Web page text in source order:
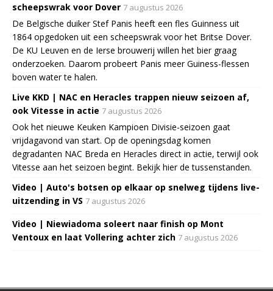
scheepswrak voor Dover 7 augustus 2026
De Belgische duiker Stef Panis heeft een fles Guinness uit
1864 opgedoken uit een scheepswrak voor het Britse Dover.
De KU Leuven en de Ierse brouwerij willen het bier graag
onderzoeken. Daarom probeert Panis meer Guiness-flessen
boven water te halen.
Live KKD | NAC en Heracles trappen nieuw seizoen af,
ook Vitesse in actie 7 augustus 2026
Ook het nieuwe Keuken Kampioen Divisie-seizoen gaat
vrijdagavond van start. Op de openingsdag komen
degradanten NAC Breda en Heracles direct in actie, terwijl ook
Vitesse aan het seizoen begint. Bekijk hier de tussenstanden.
Video | Auto's botsen op elkaar op snelweg tijdens live-
uitzending in VS 7 augustus 2026
Video | Niewiadoma soleert naar finish op Mont
Ventoux en laat Vollering achter zich 7 augustus 2026